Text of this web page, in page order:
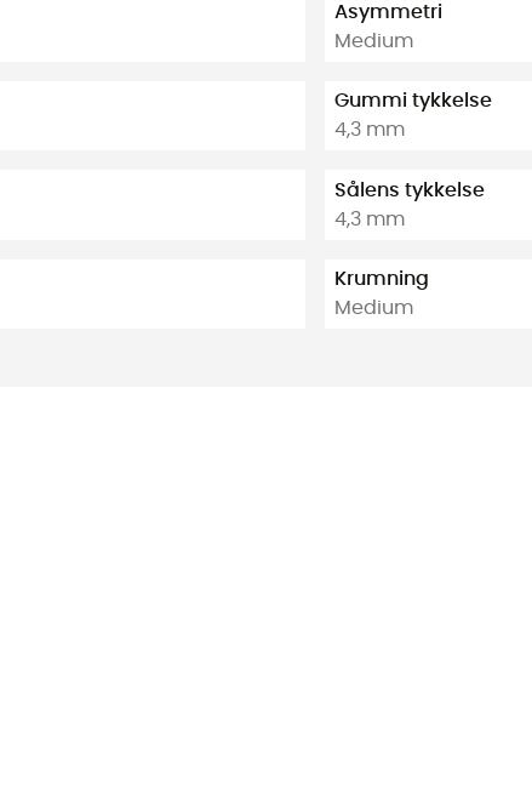
Asymmetri
Medium
Gummi tykkelse
4,3 mm
Sålens tykkelse
4,3 mm
Krumning
Medium